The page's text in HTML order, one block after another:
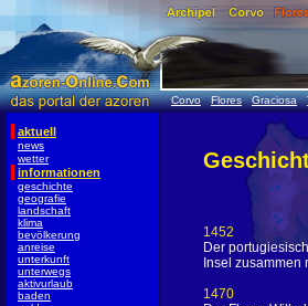
Corvo Flores Graciosa
aktuell
news
wetter
informationen
geschichte
geografie
landschaft
klima
bevölkerung
anreise
unterkunft
unterwegs
aktivurlaub
baden
1452
Der
Insel zusammen
1470